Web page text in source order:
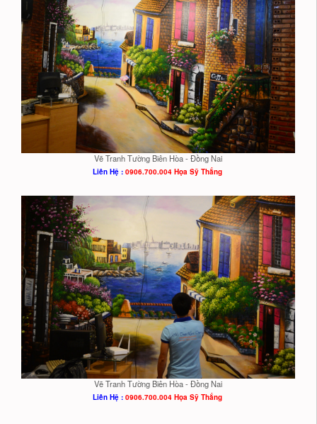
Vẽ Tranh Tường Biên Hòa - Đồng Nai
Liên Hệ : 0906.700.004 Họa Sỹ Thắng
Vẽ Tranh Tường Biên Hòa - Đồng Nai
Liên Hệ : 0906.700.004 Họa Sỹ Thắng